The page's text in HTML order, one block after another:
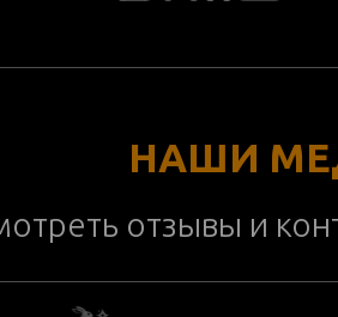
НАШИ
отзывы и